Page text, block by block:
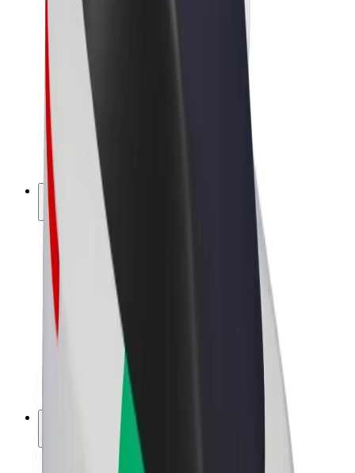
Løbehjul
Bolt Marked
Bolt Food
Bolt Drive
Bolt for Business
Elcykler
Bolt Plus
Tjen penge med Bolt
Chauffører
Chaufførindtjening
Leveringspersoner
Kurerindtjening
Bolt Mad partnere